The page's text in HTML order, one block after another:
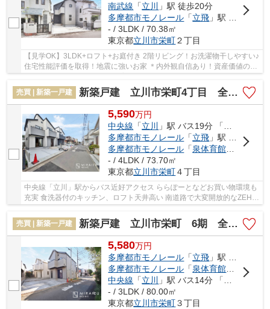
南武線 「立川
」駅 徒歩20分
多摩都市モノレール 「立飛 」駅 徒歩23分
- / 3LDK / 70.38㎡
東京都立川市栄町２丁目
【見学OK】3LDK+ロフト+お庭付き 2階リビング！お洗濯物干しやすい♪
住宅性能評価を取得！地震に強いお家 ＊内外観自信あり！資産価値の高
いお家を選びませんか？＊ 子育て施設も近く...
売買 | 新築一戸建
新築戸建 立川市栄町4丁目 全2棟
5,590万円
中央線 「立川
」駅 バス19分 「公社住宅前」 停歩4分
多摩都市モノレール 「立飛 」駅 徒歩11分
多摩都市モノレール 「泉体育館 」駅 徒歩
- / 4LDK / 73.70㎡
東京都立川市栄町４丁目
中央線「立川」駅からバス近好アクセス ららぽーとなどお買い物環境も
充実 食洗器付のキッチン、ロフト天井高い 南道路で大変開放的なZEH水
準の邸宅 住宅性能評価・BELS・ご見学予約ぜ...
売買 | 新築一戸建
新築戸建 立川市栄町 6期 全2棟
5,580万円
多摩都市モノレール 「立飛 」駅 徒歩15分
多摩都市モノレール 「泉体育館 」駅 徒歩
中央線 「立川 」駅 バス14分 「栄町三丁目（立川市）」 停歩4分
- / 3LDK / 80.00㎡
東京都立川市栄町３丁目